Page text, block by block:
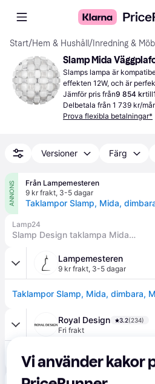
Start/Hem & Hushåll / Inredning &
Slamp Mida
Slamps lampa är
effekten 12W, och är
nytt till hemmet.
Jämför pris från9 854 krtill
Delbetala från 1 739 kr/
Prova flexibla betalningar*
Versioner Färg
ANNONS
Från Lampemesteren
9 kr frakt, 3-5 dagar
Lamp24
Slamp Design taklampa Mida, dimbar, Aluminium / grå / zink, Vardagsrum / matsal, Syntetmaterial, Design, Taklampa
Lampemesteren
9 kr frakt, 3-5 dagar
Royal Design 3.2(234)
Fri frakt
Slamp - Mida Vägg-/taklampa 67
Rum21 2.4(16)
Vi använder kakor